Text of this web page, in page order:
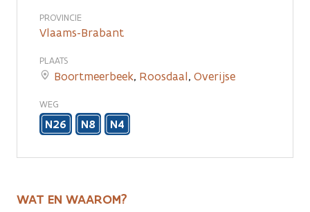
school
provincie
Vlaams-
Brabant
PROVINCIE
Vlaams-Brabant
PLAATS
Boortmeerbeek, Roosdaal, Overijse
WEG
N26 N8 N4
WAT EN WAAROM?